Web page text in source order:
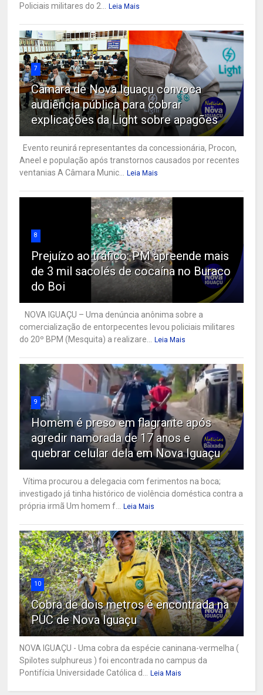
Policiais militares do 2...
Leia Mais
7
Câmara de Nova Iguaçu convoca
audiência pública para cobrar
explicações da Light sobre apagões
Evento reunirá representantes da concessionária, Procon,
Aneel e população após transtornos causados por recentes
ventanias A Câmara Munic...
Leia Mais
8
Prejuízo ao tráfico: PM apreende mais
de 3 mil sacolés de cocaína no Buraco
do Boi
NOVA IGUAÇU – Uma denúncia anônima sobre a
comercialização de entorpecentes levou policiais militares
do 20º BPM (Mesquita) a realizare...
Leia Mais
9
Homem é preso em flagrante após
agredir namorada de 17 anos e
quebrar celular dela em Nova Iguaçu
Vítima procurou a delegacia com ferimentos na boca;
investigado já tinha histórico de violência doméstica contra a
própria irmã Um homem f...
Leia Mais
10
Cobra de dois metros é encontrada na
PUC de Nova Iguaçu
NOVA IGUAÇU - Uma cobra da espécie caninana-vermelha (
Spilotes sulphureus ) foi encontrada no campus da
Pontifícia Universidade Católica d...
Leia Mais